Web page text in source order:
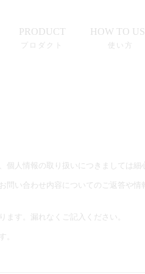
PRODUCT
プロダクト
HOW TO
使い方
個人情報の取り扱いにつきましては細
問い合わせ内容についてのご返答や
ます。漏れなくご記入ください。
。